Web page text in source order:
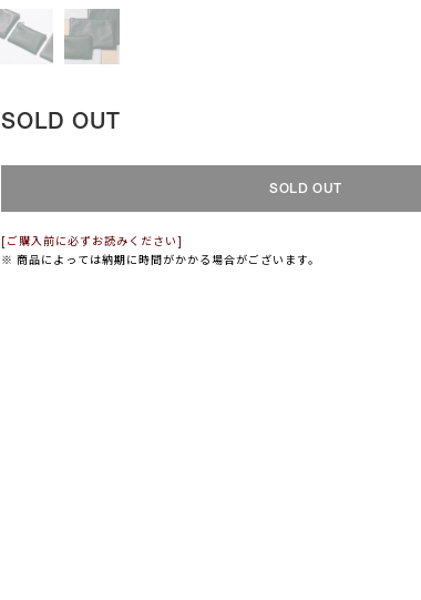
SOLD OUT
SOLD OUT
[ご購入前に必ずお読みください]
※ 商品によっては納期に時間がかかる場合がございます。